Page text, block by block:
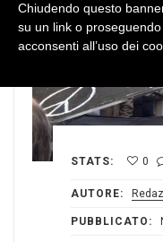
STATS: 0
AUTORE:
PUBBLICATO:
Chiudendo questo
su un link o
acconsenti all’uso dei